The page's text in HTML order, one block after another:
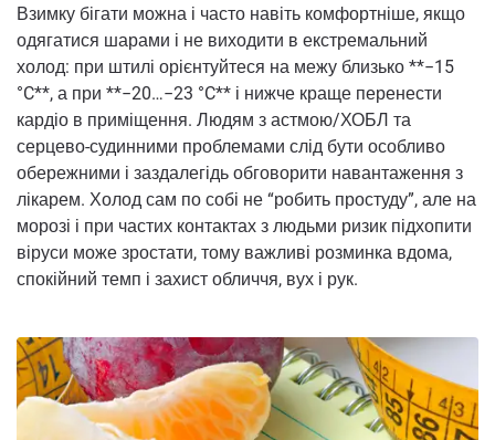
Взимку бігати можна і часто навіть комфортніше, якщо
одягатися шарами і не виходити в екстремальний
холод: при штилі орієнтуйтеся на межу близько **−15
°C**, а при **−20…−23 °C** і нижче краще перенести
кардіо в приміщення. Людям з астмою/ХОБЛ та
серцево-судинними проблемами слід бути особливо
обережними і заздалегідь обговорити навантаження з
лікарем. Холод сам по собі не “робить простуду”, але на
морозі і при частих контактах з людьми ризик підхопити
віруси може зростати, тому важливі розминка вдома,
спокійний темп і захист обличчя, вух і рук.